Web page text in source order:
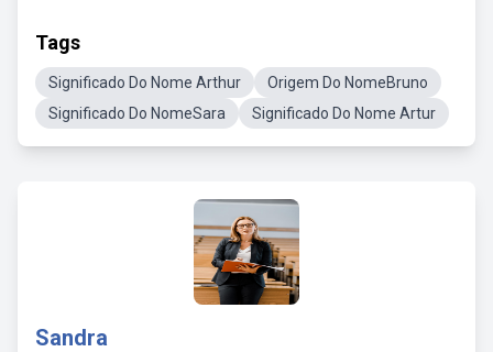
Tags
Significado Do Nome Arthur
Origem Do NomeBruno
Significado Do NomeSara
Significado Do Nome Artur
Sandra